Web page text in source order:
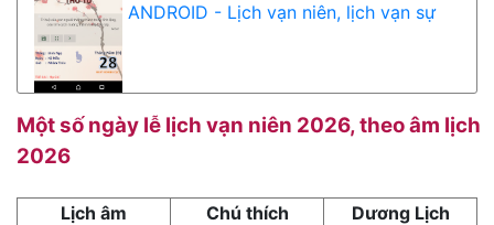
ANDROID - Lịch vạn niên, lịch vạn sự
Một số ngày lễ lịch vạn niên 2026, theo âm lịch
2026
Lịch âm Chú thích
Dương Lịch